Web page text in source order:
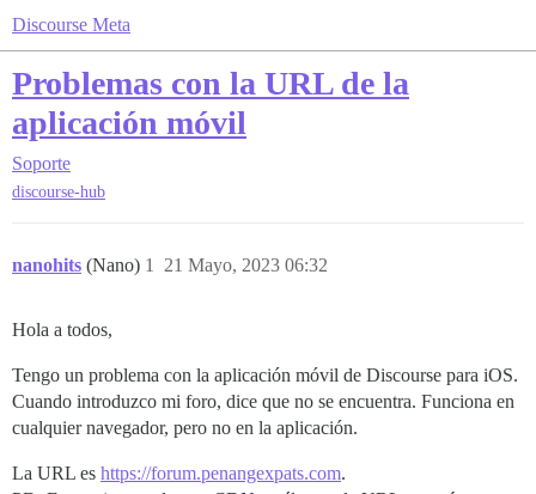
Discourse Meta
Problemas con la URL de la
aplicación móvil
Soporte
discourse-hub
nanohits (Nano) 21 Mayo, 2023 06:32
1
Hola a todos,
Tengo un problema con la aplicación móvil de Discourse para iOS.
Cuando introduzco mi foro, dice que no se encuentra. Funciona en
cualquier navegador, pero no en la aplicación.
La URL es https://forum.penangexpats.com.